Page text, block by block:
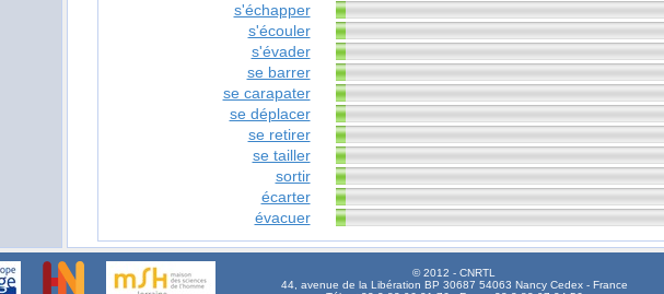
s'échapper
s'écouler
s'évader
se barrer
se carapater
se déplacer
se retirer
se tailler
sortir
écarter
évacuer
© 2012 - CNRTL
44, avenue de la Libération BP 30687 54063 Nancy Cedex - France